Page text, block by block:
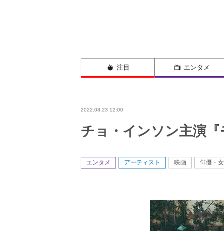
注目 エンタメ
2022.08.23 12:00
チョ・インソン主演
エンタメ アーティスト 映画 俳優・